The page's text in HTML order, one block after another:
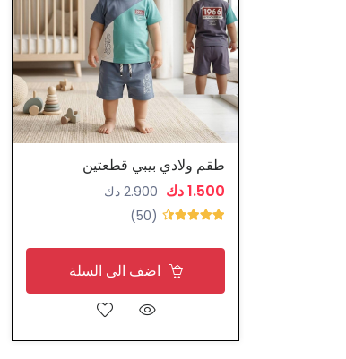
طقم ولادي بيبي قطعتين
1.500 دك
2.900 دك
(50)
اضف الى السلة